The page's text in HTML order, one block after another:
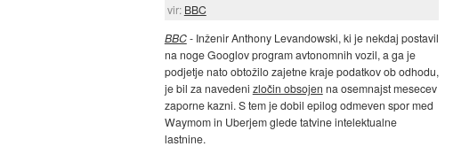
vir: BBC
BBC- Inženir Anthony Levandowski, ki je nekdaj postavil
na noge Googlov program avtonomnih vozil, a ga je
podjetje nato obtožilo zajetne kraje podatkov ob odhodu,
je bil za navedeni zločin obsojen na osemnajst mesecev
zaporne kazni. S tem je dobil epilog odmeven spor med
Waymom in Uberjem glede tatvine intelektualne
lastnine.